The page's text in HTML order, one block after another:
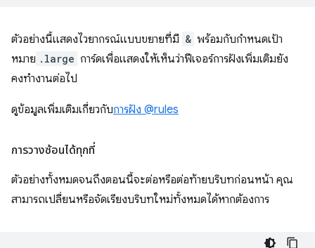
ตัวอย่างนี้แสดงไวยากรณ์แบบขยายที่มี & พร้อมกับกําหนดเป้า
หมาย .large การ์ดเพื่อแสดงให้เห็นว่าฟีเจอร์การฝังเพิ่มเติมยัง
คงทํางานต่อไป
ดูข้อมูลเพิ่มเติมเกี่ยวกับการฝัง @rules
การวางซ้อนได้ทุกที่
ตัวอย่างทั้งหมดจนถึงตอนนี้จะต่อหรือต่อท้ายบริบทก่อนหน้า คุณ
สามารถเปลี่ยนหรือจัดเรียงบริบทใหม่ทั้งหมดได้หากต้องการ